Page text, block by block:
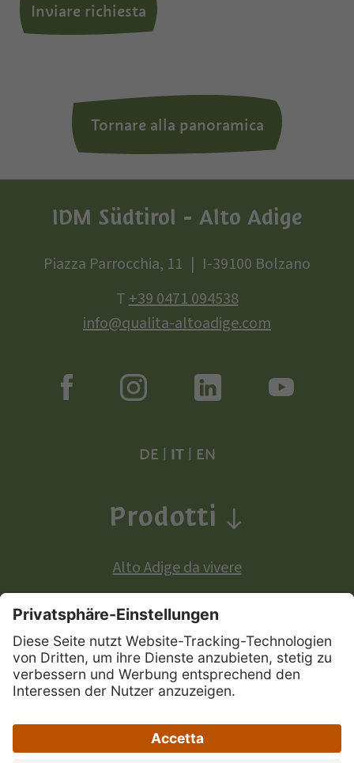
Inviare richiesta
Tornare alla panoramica
IDM Südtirol - Alto Adige
Piazza Parrocchia, 11
I-39100 Bolzano
T+39 0471 094538
info@qualita-altoadige.com
DE IT| EN
Prodotti
Alto Adige da vivere
Prodotti a denominazione di origine europea:
Mappa del sito | Privacy | Credits | Dichiarazione